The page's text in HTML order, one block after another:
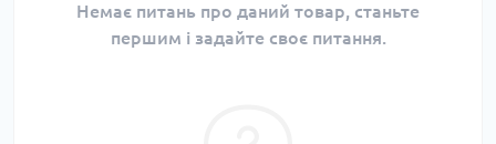
Немає питань про даний товар, станьте
першим і задайте своє питання.